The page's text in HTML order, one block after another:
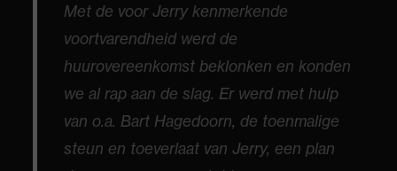
Met de voor Jerry kenmerkende
voortvarendheid werd de
huurovereenkomst beklonken en konden
we al rap aan de slag. Er werd met hulp
van o.a. Bart Hagedoorn, de toenmalige
steun en toeverlaat van Jerry, een plan